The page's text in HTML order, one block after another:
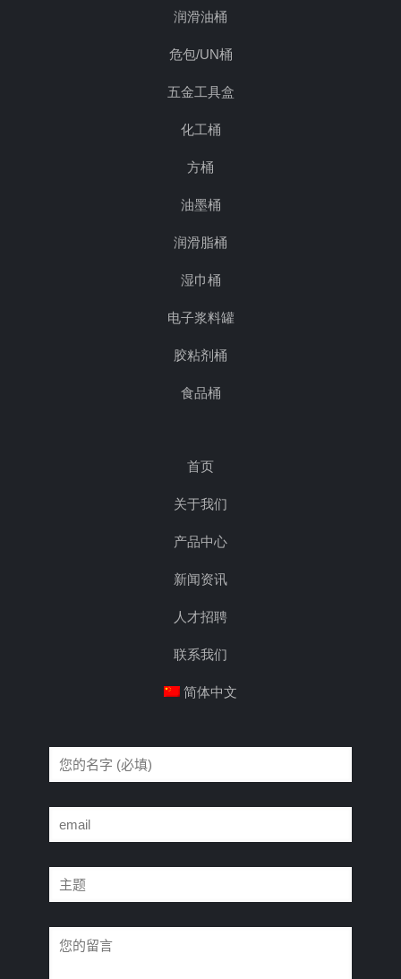
润滑油桶
危包/UN桶
五金工具盒
化工桶
方桶
油墨桶
润滑脂桶
湿巾桶
电子浆料罐
胶粘剂桶
食品桶
首页
关于我们
产品中心
新闻资讯
人才招聘
联系我们
简体中文